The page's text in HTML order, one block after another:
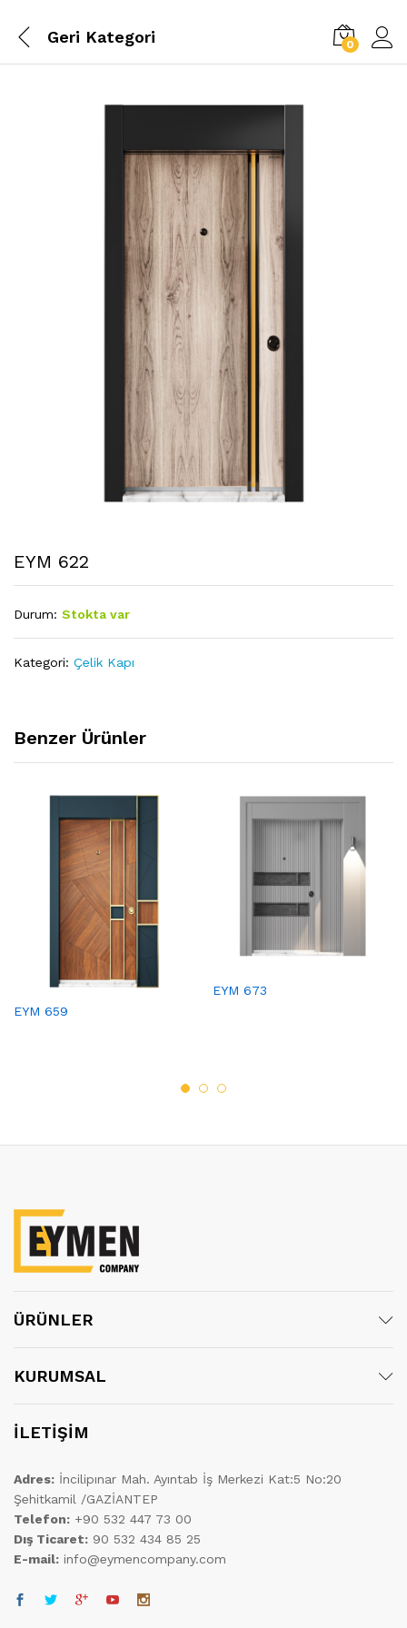
Geri Kategori 0
EYM 622
Durum: Stokta var
Kategori: Çelik Kapı
Benzer Ürünler
EYM 659
EYM 673
ÜRÜNLER
KURUMSAL
İLETİŞİM
Adres: İncilipınar Mah. Ayıntab İş Merkezi Kat:5 No:20
Şehitkamil /GAZİANTEP
Telefon: +90 532 447 73 00
Dış Ticaret: 90 532 434 85 25
E-mail: info@eymencompany.com